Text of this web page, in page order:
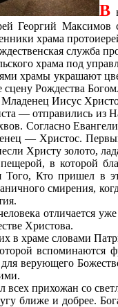
В
Георгий
храма
служба
храма под
храмы украшают
Рождества
Иисус
— отправились из
Согласно
— Христос.
Христу золото,
в которой
Кто пришел в
смирения,
Христова.
в храме словами
верующего
всех прихожан со
ближе и